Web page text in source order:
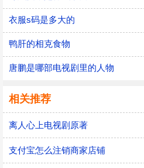
衣服s码是多大的
鸭肝的相克食物
唐鹏是哪部电视剧里的人物
相关推荐
离人心上电视剧原著
支付宝怎么注销商家店铺